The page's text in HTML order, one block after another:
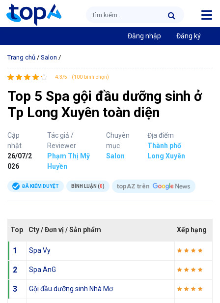
Đăng nhập Đăng ký
Trang chủ / Salon /
4.3/5 - (100 bình chọn)
Top 5 Spa gội đầu dưỡng sinh ở
Tp Long Xuyên toàn diện
Cập
nhật
26/07/2
026
Tác giả /
Reviewer
Phạm Thị Mỹ
Huyền
Chuyên
mục
Salon
Địa điểm
Thành phố
Long Xuyên
ĐÃ KIỂM DUYỆT BÌNH LUẬN (0) topAZ trên
Top Cty / Đơn vị / Sản phẩm Xếp hạng
1 Spa Vy
2 Spa AnG
3 Gội đầu dưỡng sinh Nhà Mơ